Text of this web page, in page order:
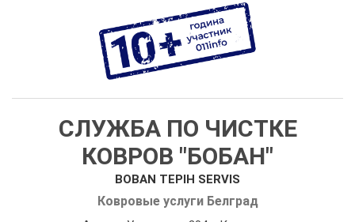
СЛУЖБА ПО ЧИСТКЕ
КОВРОВ "БОБАН"
BOBAN TEPIH SERVIS
Ковровые услуги Белград